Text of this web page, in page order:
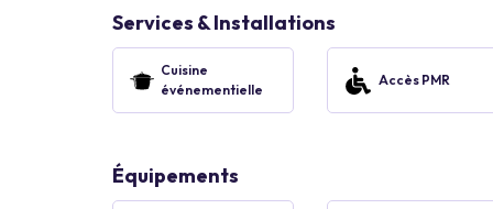
Services & Installations
Cuisine
événementielle
Accès PMR
Équipements